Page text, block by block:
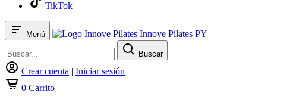
TikTok
Menú Innove Pilates PY
Buscar
Crear cuenta | Iniciar sesión
0 Carrito